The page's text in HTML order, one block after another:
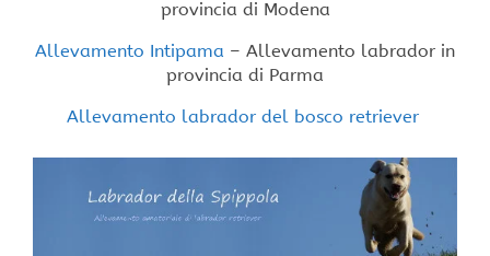
provincia di Modena
Allevamento Intipama – Allevamento labrador in
provincia di Parma
Allevamento labrador del bosco retriever